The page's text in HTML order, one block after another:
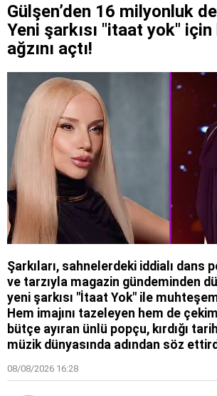
Gülşen’den 16 milyonluk
Yeni şarkısı "itaat yok"
ağzını açtı!
Şarkıları, sahnelerdeki iddialı dans
ve tarzıyla magazin gündeminden
yeni şarkısı "İtaat Yok" ile
Hem imajını tazeleyen hem de
bütçe ayıran ünlü popçu, kırdığı
müzik dünyasında adından söz
08/08/2026 16:28